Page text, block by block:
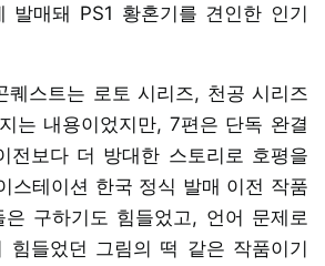
발매돼 PS1 황혼기를 견인한 인기
퀘스트는 로토 시리즈, 천공 시리즈
는 내용이었지만, 7편은 단독 완결
전보다 더 방대한 스토리로 호평을
스테이션 한국 정식 발매 이전 작품
구하기도 힘들었고, 언어 문제로
힘들었던 그림의 떡 같은 작품이기